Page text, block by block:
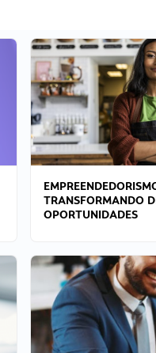
TRANSFORMANDO
OPORTUNIDADES